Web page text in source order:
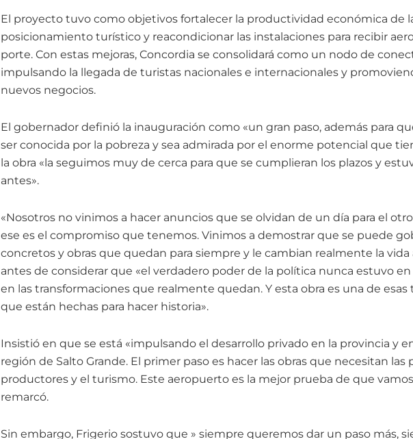
El proyecto tuvo como objetivos fortalecer la productividad económica de
posicionamiento turístico y reacondicionar las instalaciones para recibir
porte. Con estas mejoras, Concordia se consolidará como un nodo de
impulsando la llegada de turistas nacionales e internacionales y
nuevos negocios.
El gobernador definió la inauguración como «un gran paso, además para
ser conocida por la pobreza y sea admirada por el enorme potencial que
la obra «la seguimos muy de cerca para que se cumplieran los plazos y
antes».
«Nosotros no vinimos a hacer anuncios que se olvidan de un día para el
ese es el compromiso que tenemos. Vinimos a demostrar que se puede
concretos y obras que quedan para siempre y le cambian realmente la vida
antes de considerar que «el verdadero poder de la política nunca estuvo en
en las transformaciones que realmente quedan. Y esta obra es una de
que están hechas para hacer historia».
Insistió en que se está «impulsando el desarrollo privado en la provincia y
región de Salto Grande. El primer paso es hacer las obras que necesitan las
productores y el turismo. Este aeropuerto es la mejor prueba de que
remarcó.
Sin embargo, Frigerio sostuvo que » siempre queremos dar un paso más,